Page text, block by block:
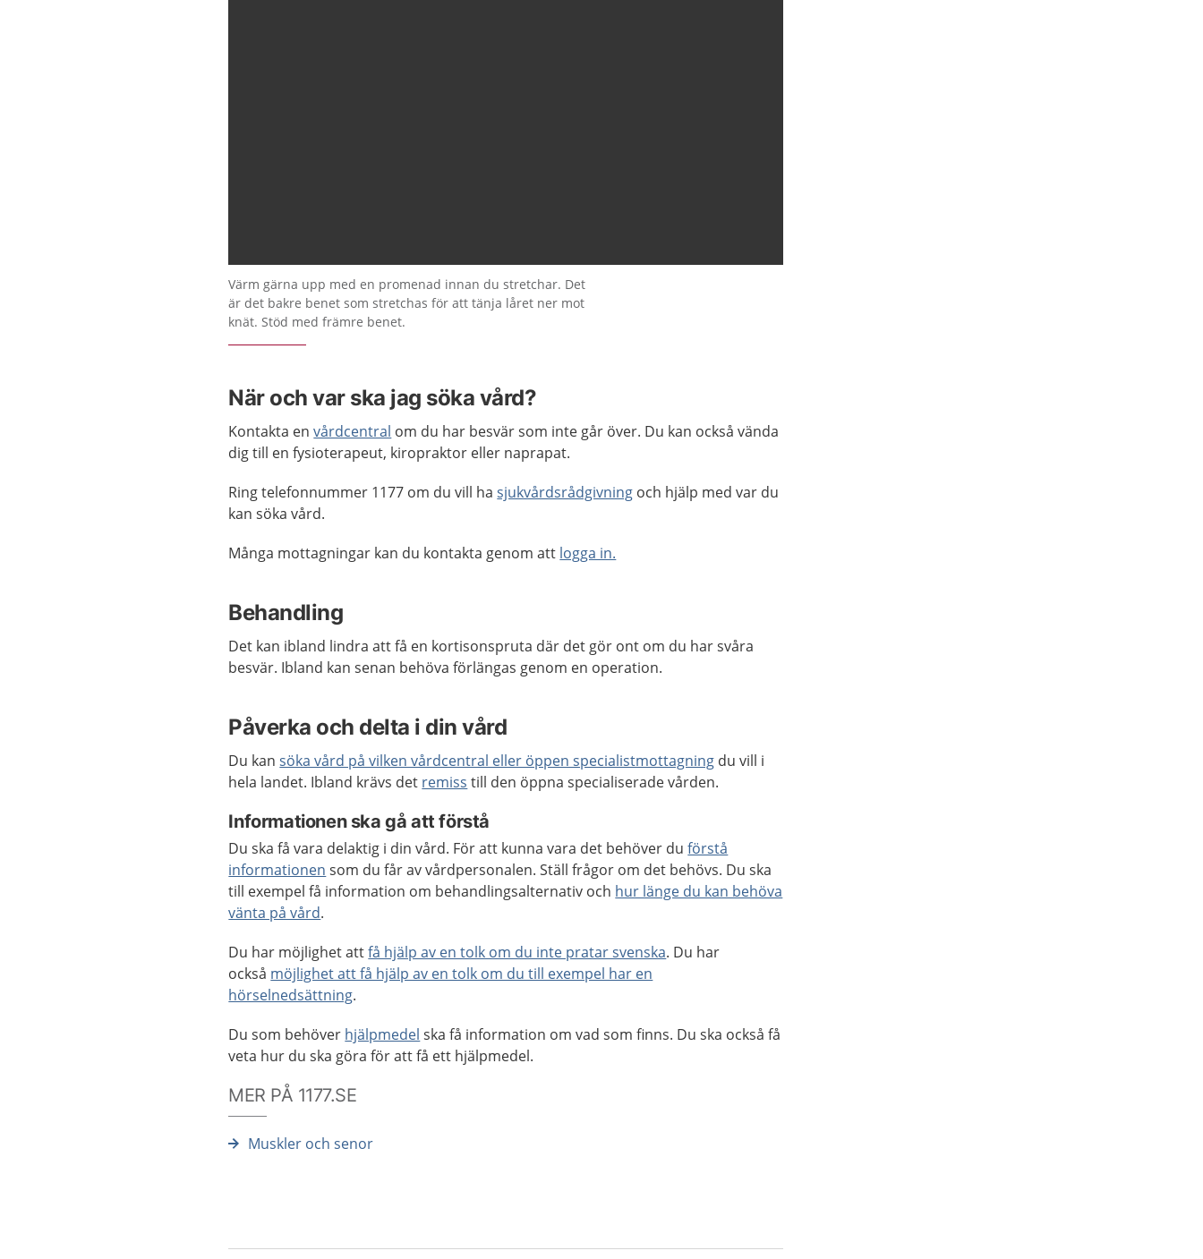
Värm gärna upp med en promenad innan du stretchar. Det
är det bakre benet som stretchas för att tänja låret ner mot
knät. Stöd med främre benet.
När och var ska jag söka vård?
Kontakta envårdcentral om du har besvär som inte går över. Du kan också vända
dig till en fysioterapeut, kiropraktor eller naprapat.
Ring telefonnummer 1177 om du vill hasjukvårdsrådgivning och hjälp med var du
kan söka vård.
Många mottagningar kan du kontakta genom att logga in.
Behandling
Det kan ibland lindra att få en kortisonspruta där det gör ont om du har svåra
besvär. Ibland kan senan behöva förlängas genom en operation.
Påverka och delta i din vård
Du kansöka vård på vilken vårdcentral eller öppen specialistmottagning du vill i
hela landet. Ibland krävs det remiss till den öppna specialiserade vården.
Informationen ska gå att förstå
Du ska få vara delaktig i din vård. För att kunna vara det behöver duförstå
informationen som du får av vårdpersonalen. Ställ frågor om det behövs. Du ska
till exempel få information om behandlingsalternativ och hur länge du kan behöva
vänta på vård.
Du har möjlighet attfå hjälp av en tolk om du inte pratar svenska. Du har
också möjlighet att få hjälp av en tolk om du till exempel har en
hörselnedsättning.
Du som behöver hjälpmedel ska få information om vad som finns. Du ska också få
veta hur du ska göra för att få ett hjälpmedel.
MER PÅ 1177.SE
Muskler och senor